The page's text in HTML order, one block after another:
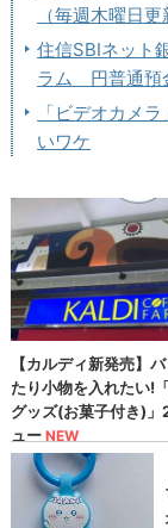
（毎週木曜日更
住信SBIネット
ラム 円普通預
「ビデオカメ
いワケ